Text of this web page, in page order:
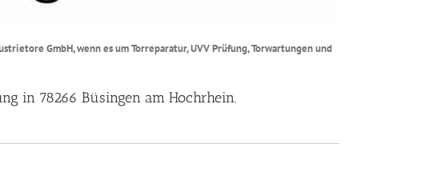
GmbH, wenn es um Torreparatur, UVV Prüfung, Torwartungen und
in 78266 Büsingen am Hochrhein.